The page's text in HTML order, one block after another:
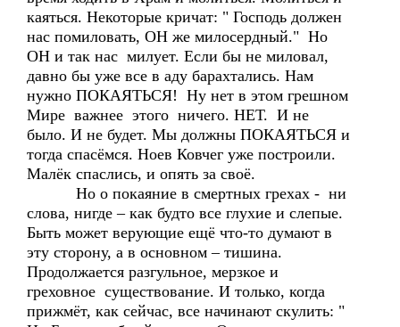
каяться. Некоторые кричат: " Господь должен
нас помиловать, ОН же милосердный." Но
ОН и так нас милует. Если бы не миловал,
давно бы уже все в аду барахтались. Нам
нужно ПОКАЯТЬСЯ! Ну нет в этом грешном
Мире важнее этого ничего. НЕТ. И не
было. И не будет. Мы должны ПОКАЯТЬСЯ и
тогда спасёмся. Ноев Ковчег уже построили.
Малёк спаслись, и опять за своё.
Но о покаяние в смертных грехах - ни
слова, нигде – как будто все глухие и слепые.
Быть может верующие ещё что-то думают в
эту сторону, а в основном – тишина.
Продолжается разгульное, мерзкое и
греховное существование. И только, когда
прижмёт, как сейчас, все начинают скулить: "